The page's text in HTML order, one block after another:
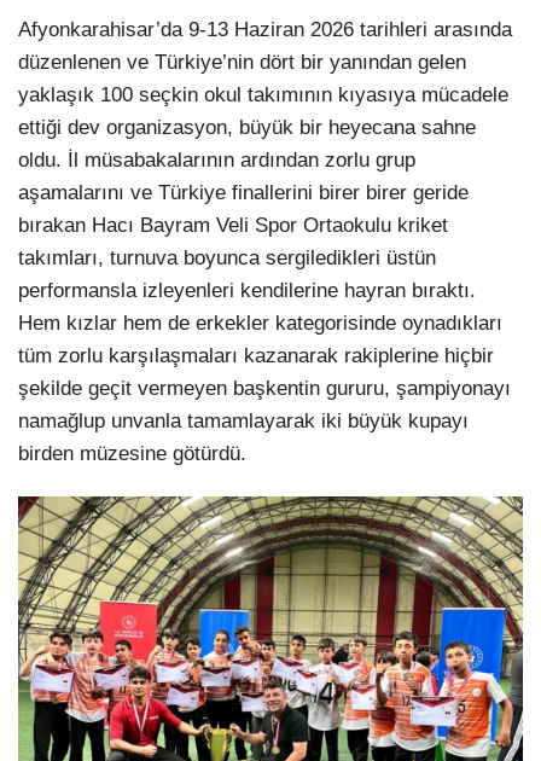
Afyonkarahisar’da 9-13 Haziran 2026 tarihleri arasında
düzenlenen ve Türkiye’nin dört bir yanından gelen
yaklaşık 100 seçkin okul takımının kıyasıya mücadele
ettiği dev organizasyon, büyük bir heyecana sahne
oldu. İl müsabakalarının ardından zorlu grup
aşamalarını ve Türkiye finallerini birer birer geride
bırakan Hacı Bayram Veli Spor Ortaokulu kriket
takımları, turnuva boyunca sergiledikleri üstün
performansla izleyenleri kendilerine hayran bıraktı.
Hem kızlar hem de erkekler kategorisinde oynadıkları
tüm zorlu karşılaşmaları kazanarak rakiplerine hiçbir
şekilde geçit vermeyen başkentin gururu, şampiyonayı
namağlup unvanla tamamlayarak iki büyük kupayı
birden müzesine götürdü.